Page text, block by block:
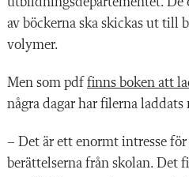
av böckerna ska skickas ut till
volymer.
Men som pdf finns boken att
några dagar har filerna laddats
– Det är ett enormt intresse
berättelserna från skolan. Det